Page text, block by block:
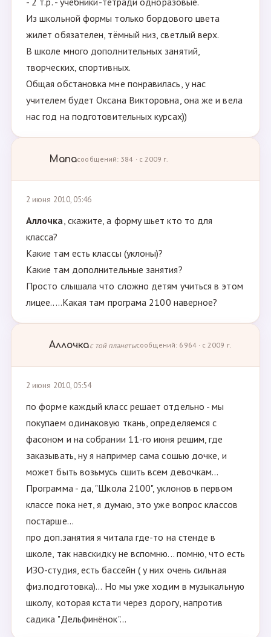
Из школьной формы только бордового цвета
жилет обязателен, тёмный низ, светлый верх.
В школе много дополнительных занятий,
творческих, спортивных.
Общая обстановка мне понравилась, у нас
учителем будет Оксана Викторовна, она же и вела
нас год на подготовительных курсах))
Мапасообщений: 384 · с 2009 г.
2 июня 2010, 05:46
Аллочка, скажите, а форму шьет кто то для
класса?
Какие там есть классы (уклоны)?
Какие там дополнительные занятия?
Просто слышала что сложно детям учиться в этом
лицее.....Какая там програма 2100 наверное?
Аллочкас той планетысообщений: 6964 · с 2009 г.
2 июня 2010, 05:54
по форме каждый класс решает отдельно - мы
покупаем одинаковую ткань, определяемся с
фасоном и на собрании 11-го июня решим, где
заказывать, ну я например сама сошью дочке, и
может быть возьмусь сшить всем девочкам...
Программа - да, "Школа 2100", уклонов в первом
классе пока нет, я думаю, это уже вопрос классов
постарше...
про доп.занятия я читала где-то на стенде в
школе, так навскидку не вспомню... помню, что есть
ИЗО-студия, есть бассейн ( у них очень сильная
физ.подготовка)... Но мы уже ходим в музыкальную
школу, которая кстати через дорогу, напротив
садика "Дельфинёнок"...